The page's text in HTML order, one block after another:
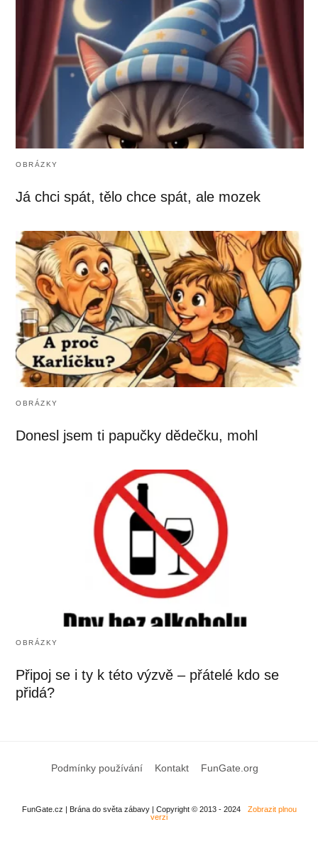
OBRÁZKY
Já chci spát, tělo chce spát, ale mozek
OBRÁZKY
Donesl jsem ti papučky dědečku, mohl
OBRÁZKY
Připoj se i ty k této výzvě – přátelé kdo se
přidá?
Podmínky používání Kontakt FunGate.org
FunGate.cz | Brána do světa zábavy | Copyright © 2013 - 2024
Zobrazit plnou
verzi